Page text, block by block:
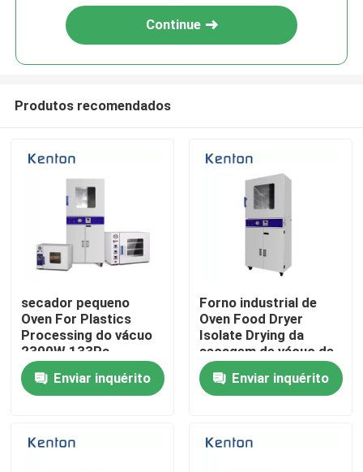
Casa
Continue
Produtos recomendados
secador pequeno
Oven For Plastics
Processing do vácuo
2300W 133Pa
Enviar inquérito
Forno industrial de
Oven Food Dryer
Isolate Drying da
secagem de vácuo de
SS316L
Enviar inquérito